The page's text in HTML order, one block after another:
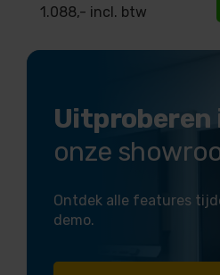
1.088,- incl. btw
Uitproberen
onze
Ontdek alle features
demo.